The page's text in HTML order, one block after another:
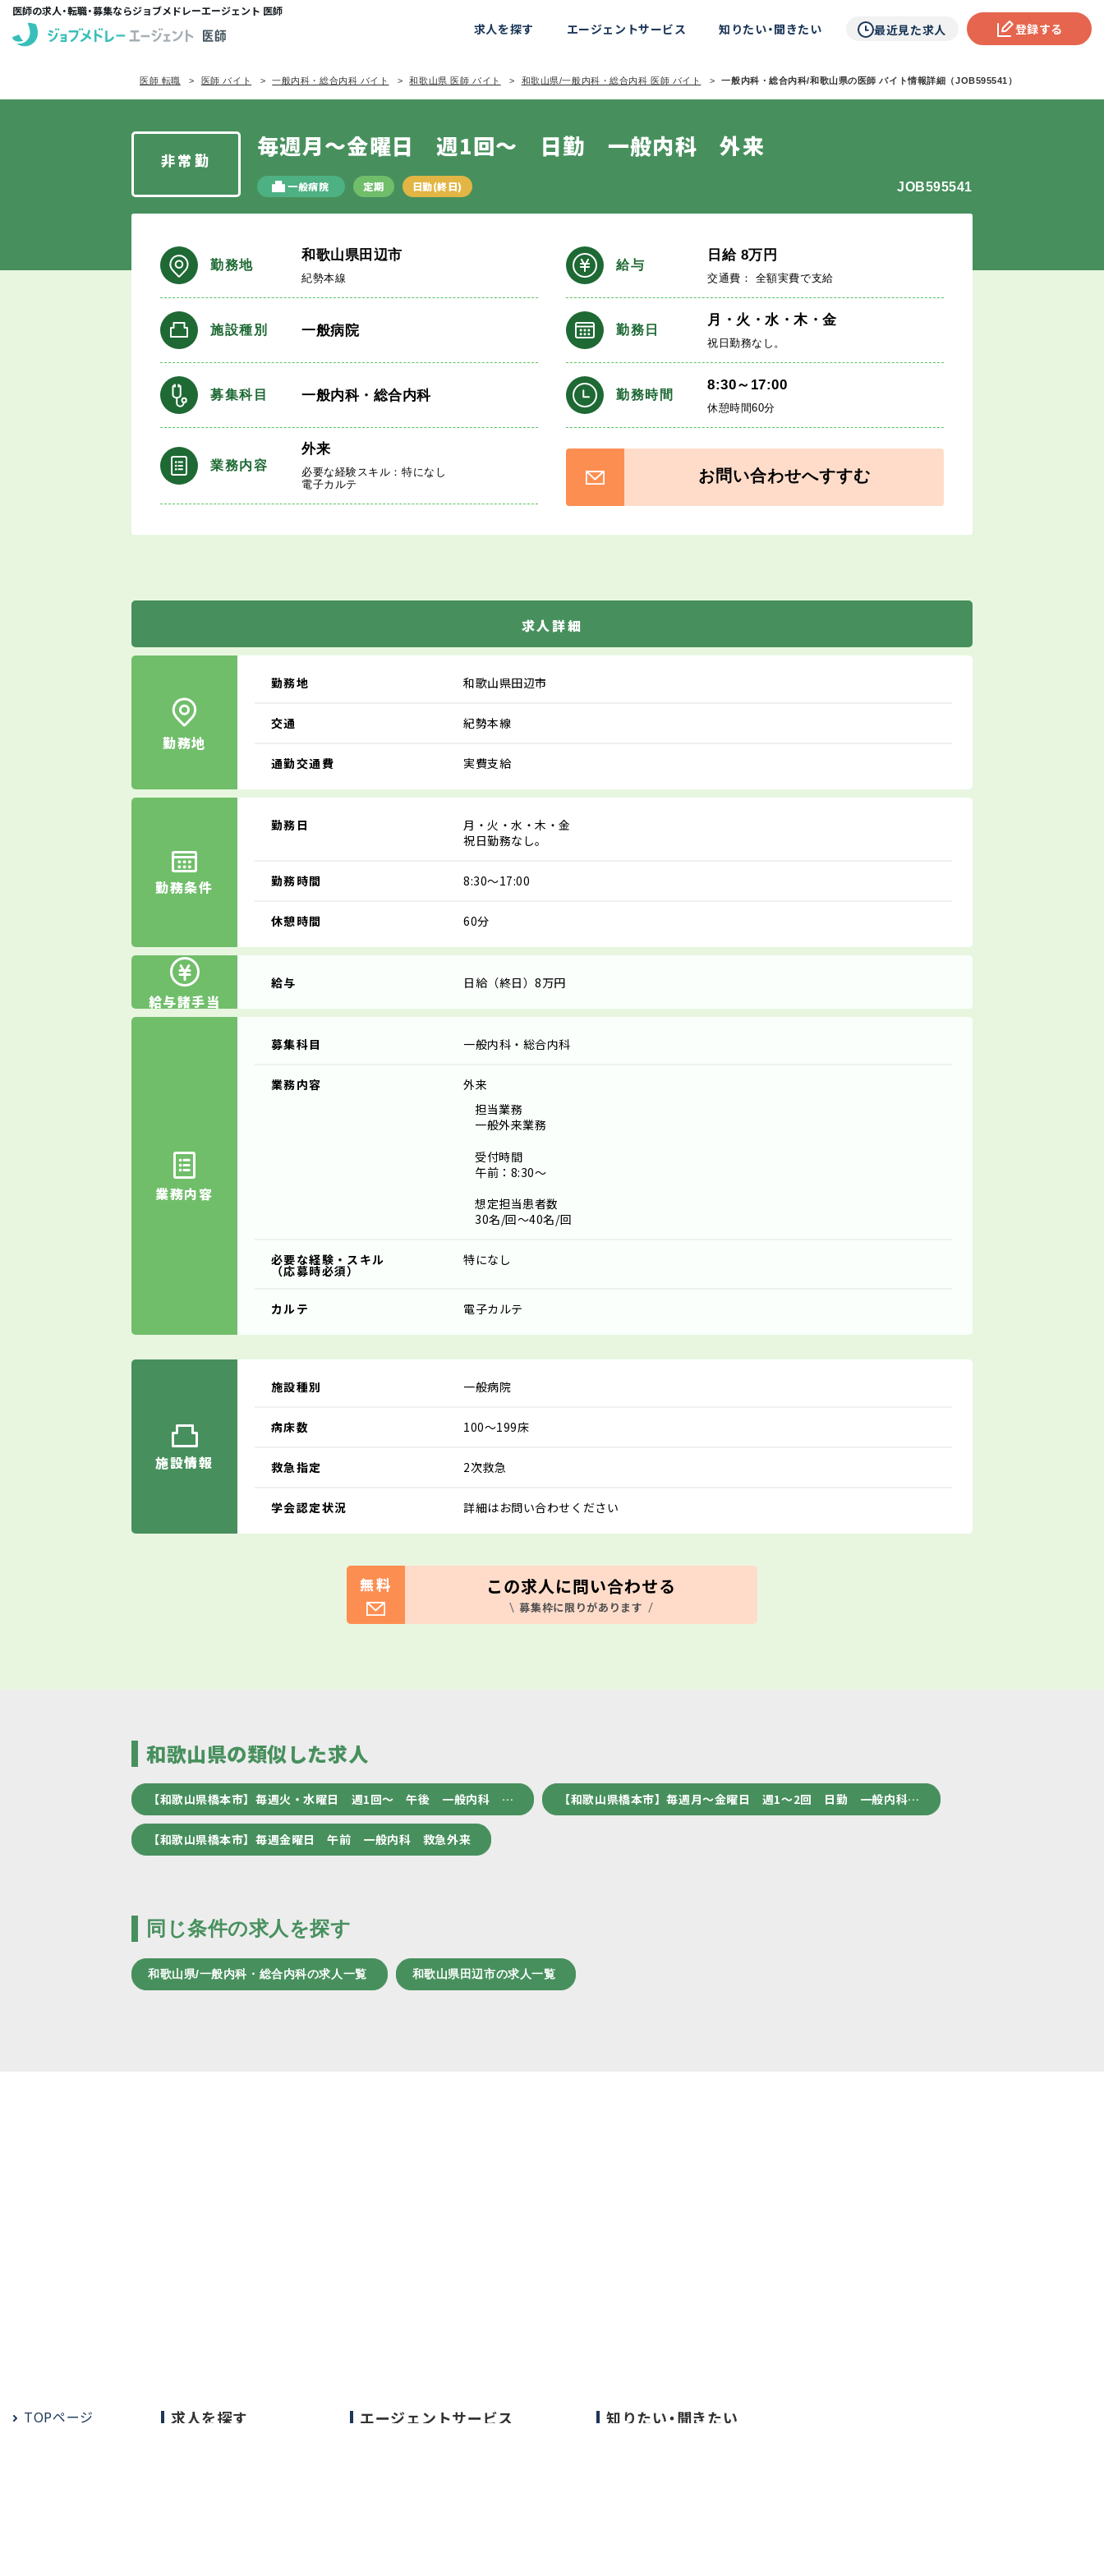
医師の求人・転職・募集ならジョブメドレーエージェント 医師
求人を探す エージェントサービス 知りたい・聞きたい 最近見た求人 登録する
医師 転職 医師 バイト 一般内科・総合内科 バイト 和歌山県 医師 バイト 和歌山県/一般内科・総合内科 医師 バイト 一般内科・総合内科/和歌山県の医師 バイト情報詳細（JOB595541）
非常勤 毎週月～金曜日 週1回～ 日勤 一般内科 外来
一般病院 定期 日勤(終日) JOB595541
勤務地
和歌山県田辺市
紀勢本線
施設種別 一般病院
募集科目 一般内科・総合内科
業務内容
外来
必要な経験スキル：特になし
電子カルテ
給与
日給8万円
交通費： 全額実費で支給
勤務日
月・火・水・木・金
祝日勤務なし。
勤務時間
8:30～17:00
休憩時間60分
お問い合わせへすすむ
求人詳細
勤務地
勤務地 和歌山県田辺市
交通 紀勢本線
通勤交通費 実費支給
勤務条件
勤務日
月・火・水・木・金
祝日勤務なし。
勤務時間 8:30～17:00
休憩時間 60分
給与諸手当
給与 日給（終日）8万円
業務内容
募集科目 一般内科・総合内科
業務内容
外来
担当業務
一般外来業務
受付時間
午前：8:30～
想定担当患者数
30名/回～40名/回
必要な経験・スキル
（応募時必須）
特になし
カルテ 電子カルテ
施設情報
施設種別 一般病院
病床数 100～199床
救急指定 2次救急
学会認定状況 詳細はお問い合わせください
無料 この求人に問い合わせる
募集枠に限りがあります
和歌山県の類似した求人
【和歌山県橋本市】毎週火・水曜日 週1回～ 午後 一般内科 … 【和歌山県橋本市】毎週月～金曜日 週1～2回 日勤 一般内科…
【和歌山県橋本市】毎週金曜日 午前 一般内科 救急外来
同じ条件の求人を探す
和歌山県/一般内科・総合内科の求人一覧 和歌山県田辺市の求人一覧
TOPページ 求人を探す エージェントサービス 知りたい・聞きたい